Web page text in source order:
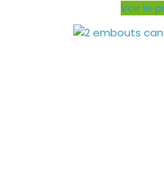
Voir le